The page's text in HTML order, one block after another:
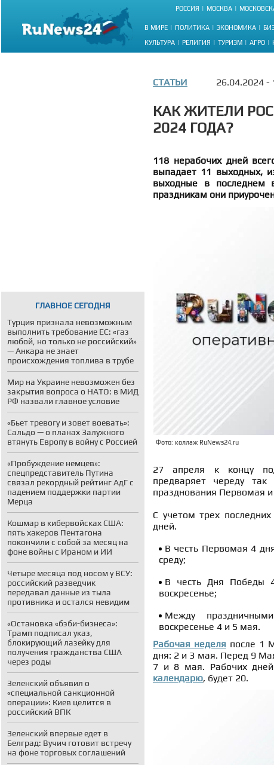
РОССИЯ МОСКВА
В МИРЕ ПОЛИТИКА ЭКОНОМИКА
КУЛЬТУРА РЕЛИГИЯ ТУРИЗМ АГРО
ГЛАВНОЕ СЕГОДНЯ
Турция признала невозможным
выполнить требование ЕС: «газ
любой, но только не российский»
— Анкара не знает
происхождения топлива в трубе
Мир на Украине невозможен без
закрытия вопроса о НАТО: в МИД
РФ назвали главное условие
«Бьет тревогу и зовет воевать»:
Сальдо — о планах Залужного
втянуть Европу в войну с Россией
«Пробуждение немцев»:
спецпредставитель Путина
связал рекордный рейтинг АдГ с
падением поддержки партии
Мерца
Кошмар в кибервойсках США:
пять хакеров Пентагона
покончили с собой за месяц на
фоне войны с Ираном и ИИ
Четыре месяца под носом у ВСУ:
российский разведчик
передавал данные из тыла
противника и остался невидим
«Остановка «бэби-бизнеса»:
Трамп подписал указ,
блокирующий лазейку для
получения гражданства США
через роды
Зеленский объявил о
«специальной санкционной
операции»: Киев целится в
российский ВПК
Зеленский впервые едет в
Белград: Вучич готовит встречу
на фоне торговых соглашений
СТАТЬИ 26.04.2024 -
КАК ЖИТЕЛИ
2024 ГОДА?
118 нерабочих дней
выпадает 11 выходных,
выходные в последнем
праздникам они
Фото: коллаж RuNews24.ru
27 апреля к концу
предваряет череду
празднования Первомая
С учетом трех
дней.
В честь Первомая 4
среду;
В честь Дня Победы
воскресенье;
Между
воскресенье 4 и 5 мая.
Рабочая неделяпосле 1
дня: 2 и 3 мая. Перед 9
7 и 8 мая. Рабочих
календарю, будет 20.